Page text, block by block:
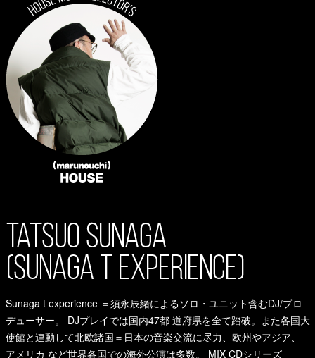
Sunaga t experience ＝須永辰緒によるソロ・ユニット含むDJ/プロ
デューサー。 DJプレイでは国内47都 道府県を全て踏破。また各国大
使館と連動して北欧諸国＝日本の音楽交流に尽力、欧州やアジア、
アメリカ など世界各国での海外公演は多数。 MIX CDシリーズ